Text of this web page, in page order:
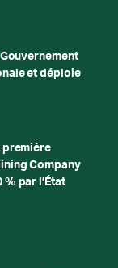
et déploie
première
Company
% par l’État